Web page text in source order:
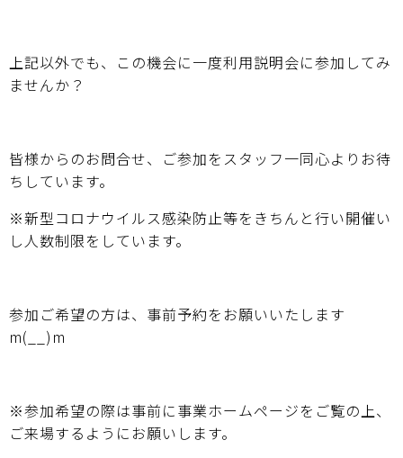
上記以外でも、この機会に一度利用説明会に参加してみ
ませんか？
皆様からのお問合せ、ご参加をスタッフ一同心よりお待
ちしています。
※新型コロナウイルス感染防止等をきちんと行い開催い
し人数制限をしています。
参加ご希望の方は、事前予約をお願いいたします
m(__)m
※参加希望の際は事前に事業ホームページをご覧の上、
ご来場するようにお願いします。